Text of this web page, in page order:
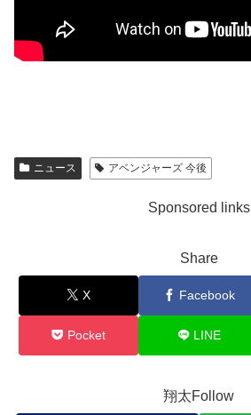
ニュース アベンジャーズ 今後
Sponsored links
Share
X Facebook
Pocket LINE
翔太Follow